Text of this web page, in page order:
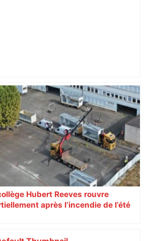
du marché du logement neuf :
lueur d'espoir pour l'immobilier à
? – Actu.fr
Hubert Reeves rouvre
après l’incendie de l’été